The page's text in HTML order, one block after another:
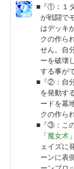
『①：１
が戦闘で
はデッキ
クの作ら
せん。自
ーを破壊
する事が
『②：自
を発動す
ードを墓
クの作ら
『③：こ
「魔女术
ェイズに
ーンに表